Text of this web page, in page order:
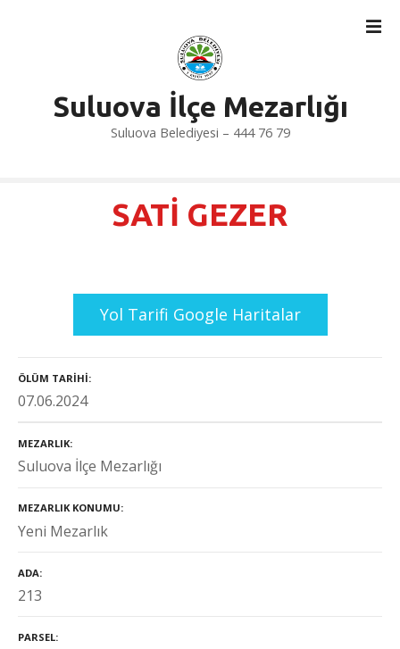
Suluova İlçe Mezarlığı
Suluova Belediyesi – 444 76 79
SATİ GEZER
Yol Tarifi Google Haritalar
ÖLÜM TARIHI
07.06.2024
MEZARLIK
Suluova İlçe Mezarlığı
MEZARLIK KONUMU
Yeni Mezarlık
ADA
213
PARSEL